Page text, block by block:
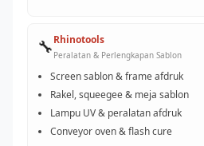
🔧Rhinotools
Peralatan & Perlengkapan Sablon
Screen sablon & frame afdruk
Rakel, squeegee & meja sablon
Lampu UV & peralatan afdruk
Conveyor oven & flash cure